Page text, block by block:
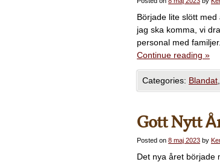
Började lite slött
jag ska komma, vi
personal med
Continue reading »
Categories: Blandat
Gott Nytt
Posted on 8 maj 2023 by
Det nya året började